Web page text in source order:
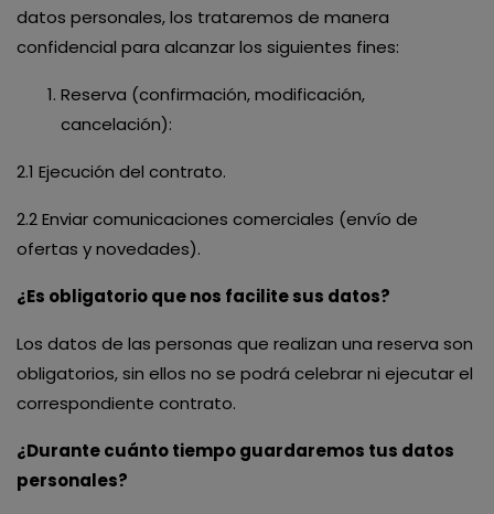
datos personales, los trataremos de manera
confidencial para alcanzar los siguientes fines:
Reserva (confirmación, modificación,
cancelación):
2.1 Ejecución del contrato.
2.2 Enviar comunicaciones comerciales (envío de
ofertas y novedades).
¿Es obligatorio que nos facilite sus datos?
Los datos de las personas que realizan una reserva son
obligatorios, sin ellos no se podrá celebrar ni ejecutar el
correspondiente contrato.
¿Durante cuánto tiempo guardaremos tus datos
personales?